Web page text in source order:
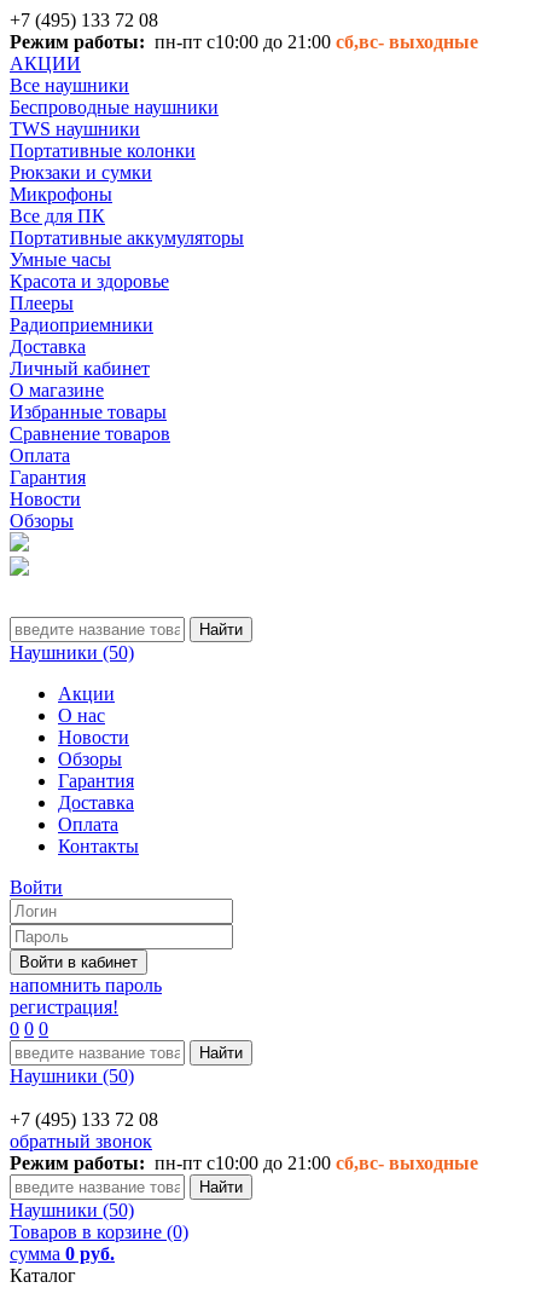
+7 (495) 133 72 08
Режим работы: пн-пт с10:00 до 21:00 сб,вс- выходные
АКЦИИ
Все наушники
Беспроводные наушники
TWS наушники
Портативные колонки
Рюкзаки и сумки
Микрофоны
Все для ПК
Портативные аккумуляторы
Умные часы
Красота и здоровье
Плееры
Радиоприемники
Доставка
Личный кабинет
О магазине
Избранные товары
Сравнение товаров
Оплата
Гарантия
Новости
Обзоры
Наушники (50)
Акции
О нас
Новости
Обзоры
Гарантия
Доставка
Оплата
Контакты
Войти
напомнить пароль
регистрация!
0 0 0
Наушники (50)
+7 (495) 133 72 08
обратный звонок
Режим работы: пн-пт с10:00 до 21:00 сб,вс- выходные
Наушники (50)
Товаров в корзине (0)
сумма 0 руб.
Каталог